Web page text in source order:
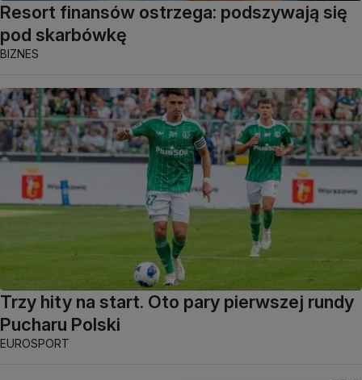
Resort finansów ostrzega: podszywają się
pod skarbówkę
BIZNES
Trzy hity na start. Oto pary pierwszej rundy
Pucharu Polski
EUROSPORT